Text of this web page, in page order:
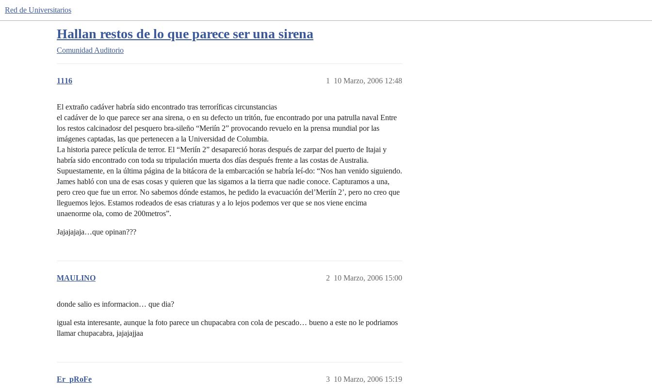
Red de Universitarios
Hallan restos de lo que parece ser una sirena
Comunidad Auditorio
1116 10 Marzo, 2006 12:48
1
El extraño cadáver habría sido encontrado tras terroríficas circunstancias
el cadáver de lo que parece ser ana sirena, o en su defecto un tritón, fue encontrado por una patrulla naval Entre
los restos calcinadosr del pesquero bra-sileño “Meriín 2” provocando revuelo en la prensa mundial por las
imágenes captadas, las que pertenecen a la Universidad de Columbia.
La historia parece película de terror. El “Meriín 2” desapareció horas después de zarpar del puerto de Itajai y
habría sido encontrado con toda su tripulación muerta dos días después frente a las costas de Australia.
Supuestamente, en la última página de la bitácora de la embarcación se habría leí-do: “Nos han venido siguiendo.
James habló con una de esas cosas y quieren que las sigamos a la tierra que nadie conoce. Capturamos a una,
pero creo que fue un error. No sabemos dónde estamos, he pedido la evacuación del’Meriín 2’, pero no creo que
lleguemos lejos. Estamos rodeados de esas criaturas y a lo lejos podemos ver que se nos viene encima
unaenorme ola, como de 200metros”.
Jajajajaja…que opinan???
MAULINO 10 Marzo, 2006 15:00
2
donde salio es informacion… que dia?
igual esta interesante, aunque la foto parece un chupacabra con cola de pescado… bueno a este no le podriamos
llamar chupacabra, jajajajjaa
Er_pRoFe 10 Marzo, 2006 15:19
3